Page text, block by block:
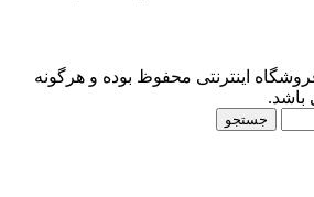
اینترنتی محفوظ بوده و هرگونه
باشد.
جستجو